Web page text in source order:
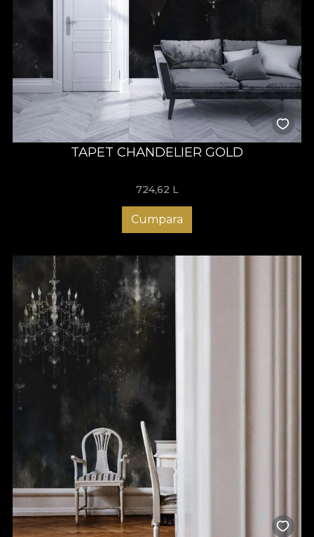
TAPET CHANDELIER GOLD
724,62 L
Cumpara